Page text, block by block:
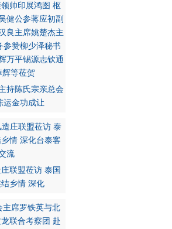
持陈氏宗亲总会
运金功成让
联盟莅访 泰国
乡情 深化